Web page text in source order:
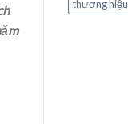
thương hiệu